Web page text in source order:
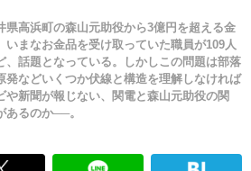
県高浜町の森山元助役から3億円を超える金
いまなお金品を受け取っていた職員が109人
、話題となっている。しかしこの問題は部落
発などいくつか伏線と構造を理解しなければ
や新聞が報じない、関電と森山元助役の関
あるのか──。